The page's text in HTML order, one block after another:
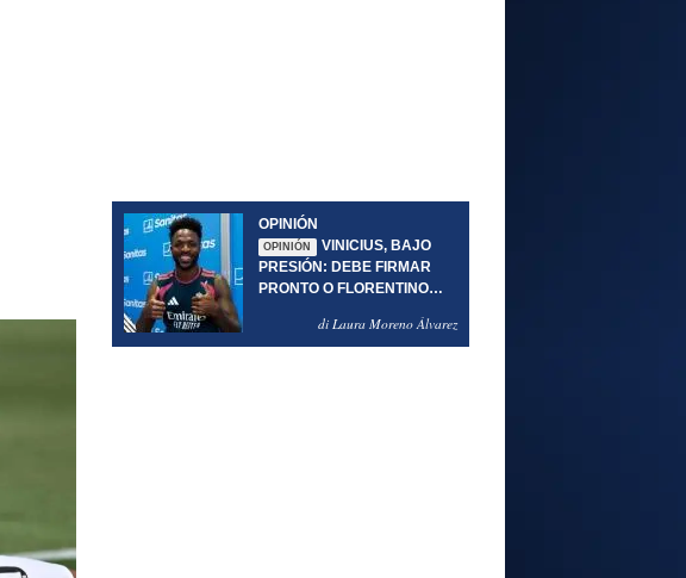
OPINIÓN
OPINIÓN
VINICIUS, BAJO
PRESIÓN: DEBE FIRMAR
PRONTO O FLORENTINO
di Laura Moreno Álvarez